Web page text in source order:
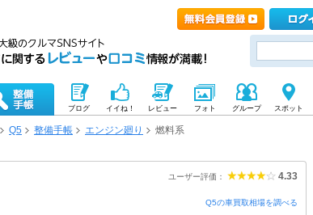
ブログ イイね！ レビュー フォト グループ スポット
Q5 整備手帳 エンジン廻り 燃料系
ユーザー評価： 4.33
Q5の車買取相場を調べる